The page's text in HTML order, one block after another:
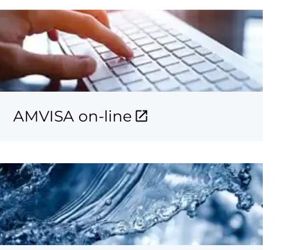
AMVISA on-line